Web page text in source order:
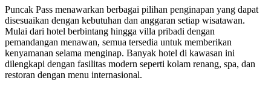
Puncak Pass menawarkan berbagai pilihan penginapan yang dapat
disesuaikan dengan kebutuhan dan anggaran setiap wisatawan.
Mulai dari hotel berbintang hingga villa pribadi dengan
pemandangan menawan, semua tersedia untuk memberikan
kenyamanan selama menginap. Banyak hotel di kawasan ini
dilengkapi dengan fasilitas modern seperti kolam renang, spa, dan
restoran dengan menu internasional.